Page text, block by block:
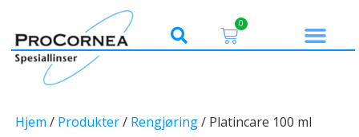
0
Hjem / Produkter/ Rengjøring/ Platincare 100 ml